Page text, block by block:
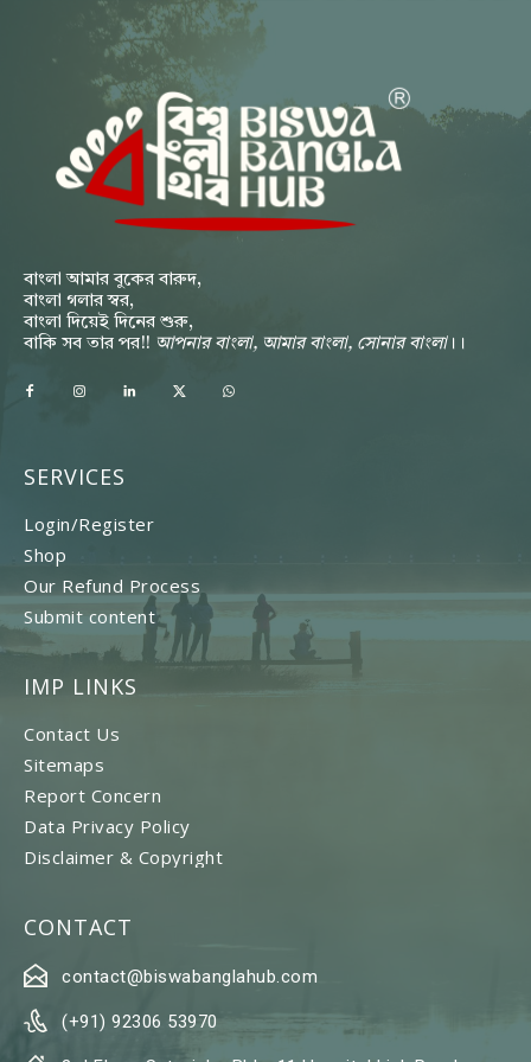
বাংলা আমার বুকের বারুদ,
বাংলা গলার স্বর,
বাংলা দিয়েই দিনের শুরু,
বাকি সব তার পর!! আপনার বাংলা, আমার বাংলা, সোনার বাংলা।।
SERVICES
Login/Register
Shop
Our Refund Process
Submit content
IMP LINKS
Contact Us
Sitemaps
Report Concern
Data Privacy Policy
Disclaimer & Copyright
CONTACT
contact@biswabanglahub.com
(+91) 92306 53970